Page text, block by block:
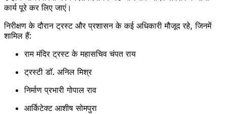
कार्य पूरे कर लिए जाएं।
निरीक्षण के दौरान ट्रस्ट और प्रशासन के कई अधिकारी मौजूद रहे, जिनमें
शामिल हैं:
राम मंदिर ट्रस्ट के महासचिव चंपत राय
ट्रस्टी डॉ. अनिल मिश्र
निर्माण प्रभारी गोपाल राव
आर्किटेक्ट आशीष सोमपुरा